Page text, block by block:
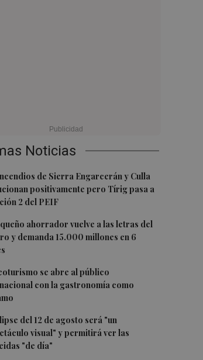
Noticias
de Sierra Engarcerán y Culla
positivamente pero Tírig pasa a
2 del PEIF
ahorrador vuelve a las letras del
y demanda 15.000 millones en 6
se abre al público
con la gastronomía como
del 12 de agosto será "un
visual" y permitirá ver las
"de día"